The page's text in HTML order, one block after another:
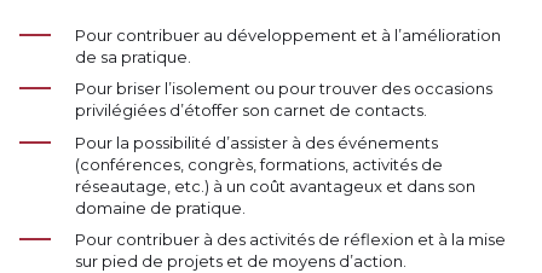
Pour contribuer au développement et à l’amélioration
de sa pratique.
Pour briser l’isolement ou pour trouver des occasions
privilégiées d’étoffer son carnet de contacts.
Pour la possibilité d’assister à des événements
(conférences, congrès, formations, activités de
réseautage, etc.) à un coût avantageux et dans son
domaine de pratique.
Pour contribuer à des activités de réflexion et à la mise
sur pied de projets et de moyens d’action.